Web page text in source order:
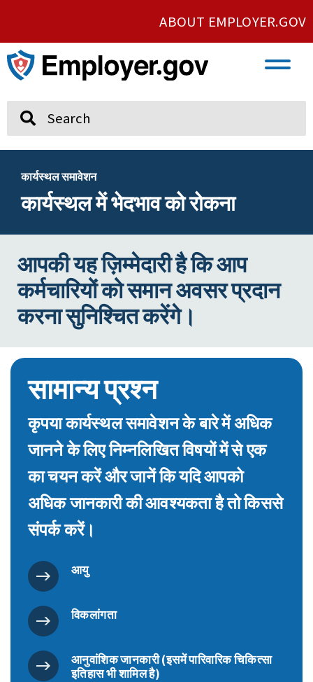
ABOUT EMPLOYER.GOV
कार्यस्थल समावेशन
कार्यस्थल में भेदभाव को रोकना
आपकी यह ज़िम्मेदारी है कि आप
कर्मचारियों को समान अवसर प्रदान
करना सुनिश्चित करेंगे।
सामान्य प्रश्न
कृपया कार्यस्थल समावेशन के बारे में अधिक
जानने के लिए निम्नलिखित विषयों में से एक
का चयन करें और जानें कि यदि आपको
अधिक जानकारी की आवश्यकता है तो किससे
संपर्क करें।
आयु
विकलांगता
आनुवांशिक जानकारी (इसमें पारिवारिक चिकित्सा
इतिहास भी शामिल है)